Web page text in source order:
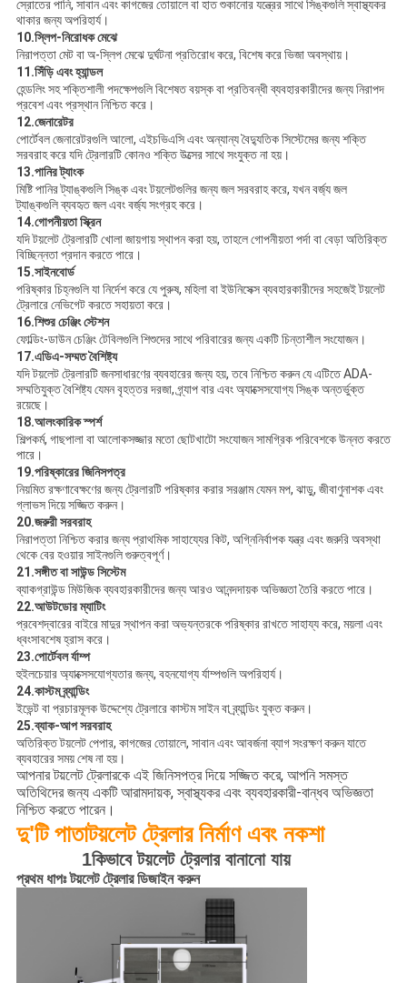
স্রোতের পানি, সাবান এবং কাগজের তোয়ালে বা হাত শুকানোর যন্ত্রের সাথে সিঙ্কগুলি স্বাস্থ্যকর
থাকার জন্য অপরিহার্য।
10.স্লিপ-নিরোধক মেঝে
নিরাপত্তা মেট বা অ-স্লিপ মেঝে দুর্ঘটনা প্রতিরোধ করে, বিশেষ করে ভিজা অবস্থায়।
11.সিঁড়ি এবং হ্যান্ডল
হেন্ডলিং সহ শক্তিশালী পদক্ষেপগুলি বিশেষত বয়স্ক বা প্রতিবন্ধী ব্যবহারকারীদের জন্য নিরাপদ
প্রবেশ এবং প্রস্থান নিশ্চিত করে।
12.জেনারেটর
পোর্টেবল জেনারেটরগুলি আলো, এইচভিএসি এবং অন্যান্য বৈদ্যুতিক সিস্টেমের জন্য শক্তি
সরবরাহ করে যদি ট্রেলারটি কোনও শক্তি উত্সের সাথে সংযুক্ত না হয়।
13.পানির ট্যাংক
মিষ্টি পানির ট্যাঙ্কগুলি সিঙ্ক এবং টয়লেটগুলির জন্য জল সরবরাহ করে, যখন বর্জ্য জল
ট্যাঙ্কগুলি ব্যবহৃত জল এবং বর্জ্য সংগ্রহ করে।
14.গোপনীয়তা স্ক্রিন
যদি টয়লেট ট্রেলারটি খোলা জায়গায় স্থাপন করা হয়, তাহলে গোপনীয়তা পর্দা বা বেড়া অতিরিক্ত
বিচ্ছিন্নতা প্রদান করতে পারে।
15.সাইনবোর্ড
পরিষ্কার চিহ্নগুলি যা নির্দেশ করে যে পুরুষ, মহিলা বা ইউনিসেক্স ব্যবহারকারীদের সহজেই টয়লেট
ট্রেলারে নেভিগেট করতে সহায়তা করে।
16.শিশুর চেঞ্জিং স্টেশন
ফোল্ডিং-ডাউন চেঞ্জিং টেবিলগুলি শিশুদের সাথে পরিবারের জন্য একটি চিন্তাশীল সংযোজন।
17.এডিএ-সম্মত বৈশিষ্ট্য
যদি টয়লেট ট্রেলারটি জনসাধারণের ব্যবহারের জন্য হয়, তবে নিশ্চিত করুন যে এটিতে ADA-
সম্মতিযুক্ত বৈশিষ্ট্য যেমন বৃহত্তর দরজা, গ্র্যাপ বার এবং অ্যাক্সেসযোগ্য সিঙ্ক অন্তর্ভুক্ত
রয়েছে।
18.আলংকারিক স্পর্শ
শিল্পকর্ম, গাছপালা বা আলোকসজ্জার মতো ছোটখাটো সংযোজন সামগ্রিক পরিবেশকে উন্নত করতে
পারে।
19.পরিষ্কারের জিনিসপত্র
নিয়মিত রক্ষণাবেক্ষণের জন্য ট্রেলারটি পরিষ্কার করার সরঞ্জাম যেমন মপ, ঝাড়ু, জীবাণুনাশক এবং
গ্লাভস দিয়ে সজ্জিত করুন।
20.জরুরী সরবরাহ
নিরাপত্তা নিশ্চিত করার জন্য প্রাথমিক সাহায্যের কিট, অগ্নিনির্বাপক যন্ত্র এবং জরুরি অবস্থা
থেকে বের হওয়ার সাইনগুলি গুরুত্বপূর্ণ।
21.সঙ্গীত বা সাউন্ড সিস্টেম
ব্যাকগ্রাউন্ড মিউজিক ব্যবহারকারীদের জন্য আরও আনন্দদায়ক অভিজ্ঞতা তৈরি করতে পারে।
22.আউটডোর ম্যাটিং
প্রবেশদ্বারের বাইরে মাদুর স্থাপন করা অভ্যন্তরকে পরিষ্কার রাখতে সাহায্য করে, ময়লা এবং
ধ্বংসাবশেষ হ্রাস করে।
23.পোর্টেবল র্যাম্প
হুইলচেয়ার অ্যাক্সেসযোগ্যতার জন্য, বহনযোগ্য র্যাম্পগুলি অপরিহার্য।
24.কাস্টম ব্র্যান্ডিং
ইভেন্ট বা প্রচারমূলক উদ্দেশ্যে ট্রেলারে কাস্টম সাইন বা ব্র্যান্ডিং যুক্ত করুন।
25.ব্যাক-আপ সরবরাহ
অতিরিক্ত টয়লেট পেপার, কাগজের তোয়ালে, সাবান এবং আবর্জনা ব্যাগ সংরক্ষণ করুন যাতে
ব্যবহারের সময় শেষ না হয়।
আপনার টয়লেট ট্রেলারকে এই জিনিসপত্র দিয়ে সজ্জিত করে, আপনি সমস্ত
অতিথিদের জন্য একটি আরামদায়ক, স্বাস্থ্যকর এবং ব্যবহারকারী-বান্ধব অভিজ্ঞতা
নিশ্চিত করতে পারেন।
দু'টি পাতাটয়লেট ট্রেলার নির্মাণ এবং নকশা
1কিভাবে টয়লেট ট্রেলার বানানো যায়
প্রথম ধাপঃ টয়লেট ট্রেলার ডিজাইন করুন